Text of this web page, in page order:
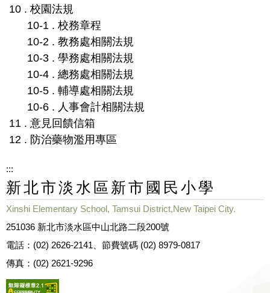
10 . 校園法規
10-1 . 校務章程
10-2 . 教務處相關法規
10-3 . 學務處相關法規
10-4 . 總務處相關法規
10-5 . 輔導處相關法規
10-6 . 人事會計相關法規
11 . 意見回饋信箱
12 . 防治藥物濫用專區
:::
新北市淡水區新市國民小學
Xinshi Elementary School, Tamsui District,New Taipei City.
251036 新北市淡水區中山北路二段200號
電話：(02) 2626-2141、節費號碼 (02) 8979-0817
傳真：(02) 2621-9296